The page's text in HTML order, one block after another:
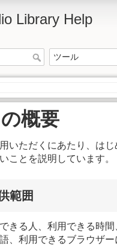
Library Help
概要
いただくにあたり、はじ
ことを説明しています。
範囲
きる人、利用できる時間
、利用できるブラウザー